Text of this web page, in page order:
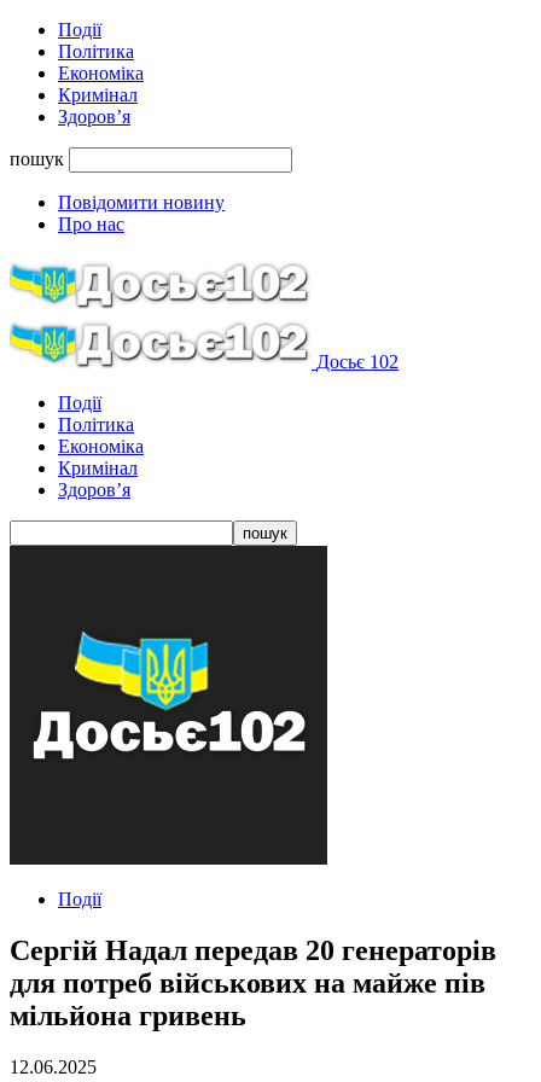
Події
Політика
Економіка
Кримінал
Здоров’я
пошук
Повідомити новину
Про нас
Досьє 102
Події
Політика
Економіка
Кримінал
Здоров’я
Події
Сергій Надал передав 20 генераторів
для потреб військових на майже пів
мільйона гривень
12.06.2025